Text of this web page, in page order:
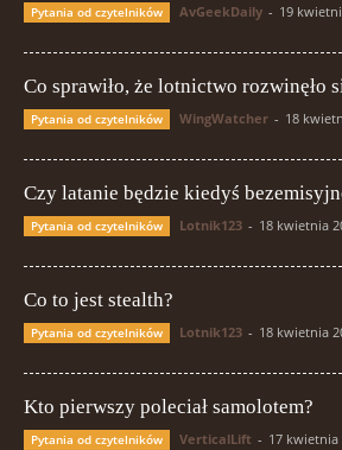
Pytania od czytelników AvGeekDaily - 19
Co sprawiło, że lotnictwo rozwinęło
Pytania od czytelników WingWatcher - 18
Czy latanie będzie kiedyś
Pytania od czytelników Lotnik123 - 18 kwietnia
Co to jest stealth?
Pytania od czytelników Lotnik123 - 18 kwietnia
Kto pierwszy poleciał samolotem?
Pytania od czytelników VerticalLift - 17 kwietnia